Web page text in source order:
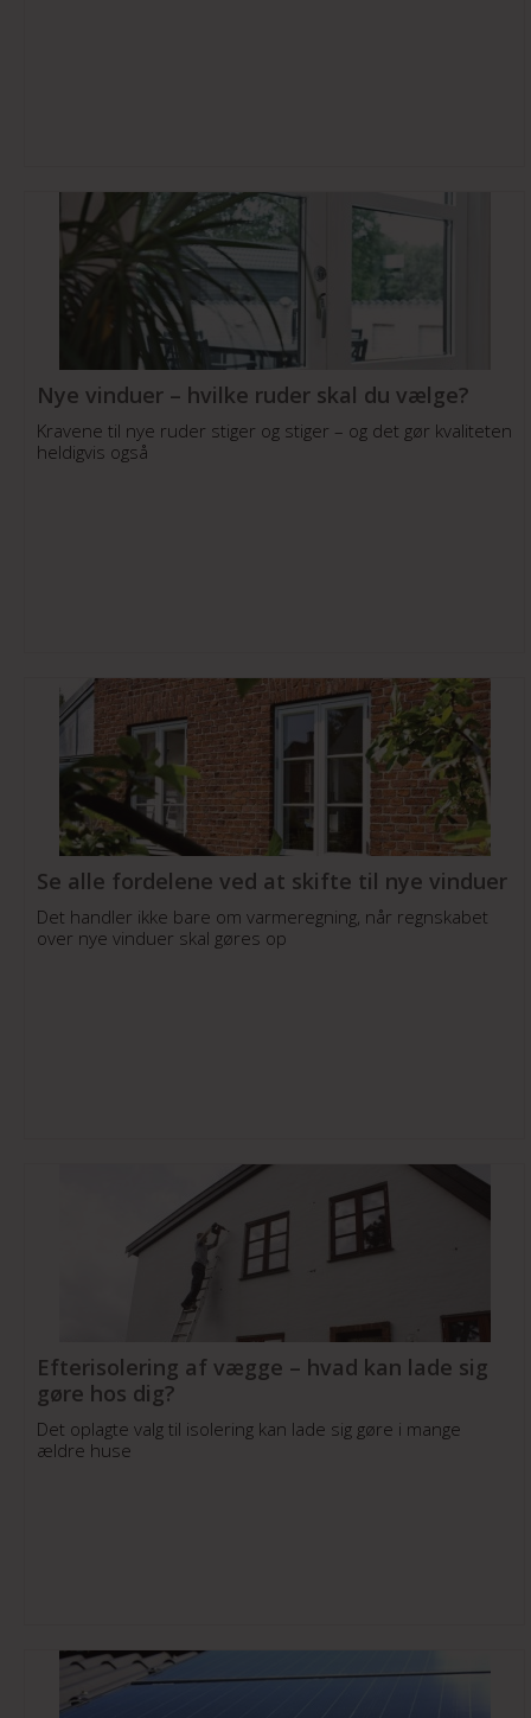
Nye vinduer – hvilke ruder skal du vælge?
Kravene til nye ruder stiger og stiger – og det gør kvaliteten
heldigvis også
Se alle fordelene ved at skifte til nye vinduer
Det handler ikke bare om varmeregning, når regnskabet
over nye vinduer skal gøres op
Efterisolering af vægge – hvad kan lade sig
gøre hos dig?
Det oplagte valg til isolering kan lade sig gøre i mange
ældre huse